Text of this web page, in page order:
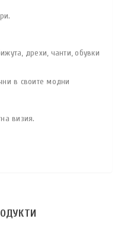
дрехи, чанти, обувки
в своите модни
визия.